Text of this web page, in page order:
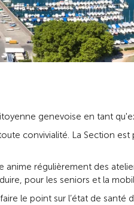
genevoise en tant
convivialité. La Section
anime régulièrement des
pour les seniors et la
le point sur l’état de santé